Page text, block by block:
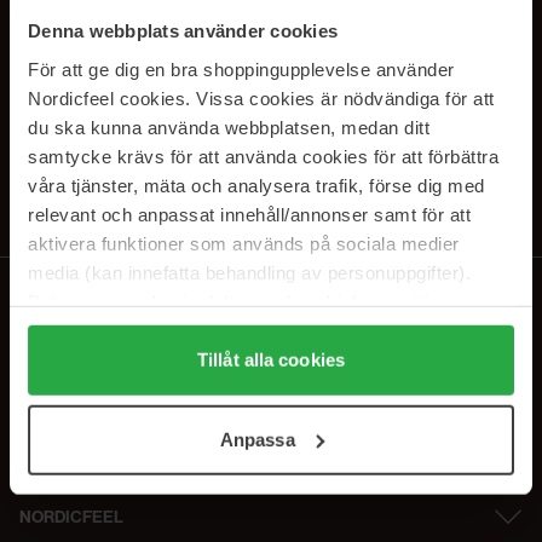
Denna webbplats använder cookies
För att ge dig en bra shoppingupplevelse använder
Nordicfeel cookies. Vissa cookies är nödvändiga för att
du ska kunna använda webbplatsen, medan ditt
samtycke krävs för att använda cookies för att förbättra
våra tjänster, mäta och analysera trafik, förse dig med
relevant och anpassat innehåll/annonser samt för att
aktivera funktioner som används på sociala medier
media (kan innefatta behandling av personuppgifter).
Genom att trycka på "Tillåt alla cookies" accepterar du
alla cookies, medan du under "Detaljer" kan anpassa
användningen av cookies. Du kan när som helst återkalla
samt vår Integritetspolicy.
Tillåt alla cookies
Anpassa
PRENUMERERA PÅ VÅRA
NYHETSBREV
E-postadress
Genom att prenumerera accepterar du vårIntegritetspolicy.
NORDICFEEL